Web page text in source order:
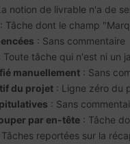
notion de livrable n'a de
: Tâche dont le champ
: Sans commentaire
Toute tâche qui n'est ni un
manuellement : Sans
du projet : Ligne zéro du
: Sans
par en-tête : Tâche
Tâches reportées sur la